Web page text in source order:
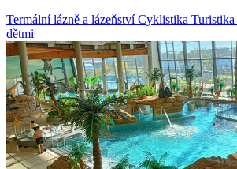
Termální lázně a lázeňství Cyklistika Turistika
dětmi